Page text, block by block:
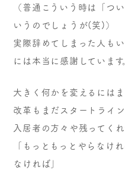
（普通こういう時は「つ
いうのでしょうが(笑)）
実際辞めてしまった人も
には本当に感謝しています。
大きく何かを変えるには
改革もまだスタートライン
入居者の方々や残ってく
「もっともっとやらなけ
なければ」